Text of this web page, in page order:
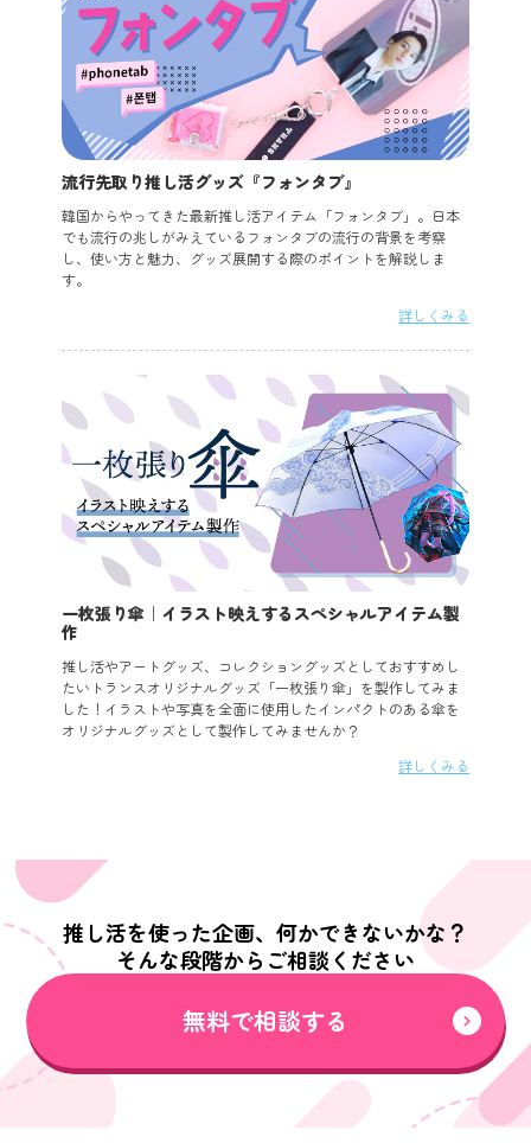
流行先取り推し活グッズ『フォンタブ』
韓国からやってきた最新推し活アイテム「フォンタブ」。日本
でも流行の兆しがみえているフォンタブの流行の背景を考察
し、使い方と魅力、グッズ展開する際のポイントを解説しま
す。
詳しくみる
一枚張り傘｜イラスト映えするスペシャルアイテム製
作
推し活やアートグッズ、コレクショングッズとしておすすめし
たいトランスオリジナルグッズ「一枚張り傘」を製作してみま
した！イラストや写真を全面に使用したインパクトのある傘を
オリジナルグッズとして製作してみませんか？
詳しくみる
推し活を使った企画、何かできないかな？
そんな段階からご相談ください
無料で相談する